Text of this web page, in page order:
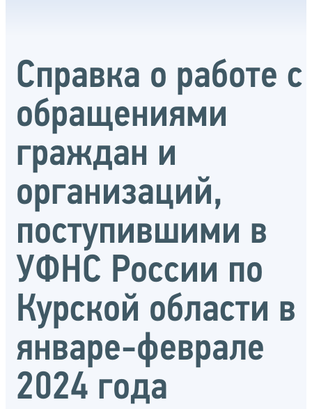
Справка о работе с
обращениями
граждан и
организаций,
поступившими в
УФНС России по
Курской области в
январе-феврале
2024 года